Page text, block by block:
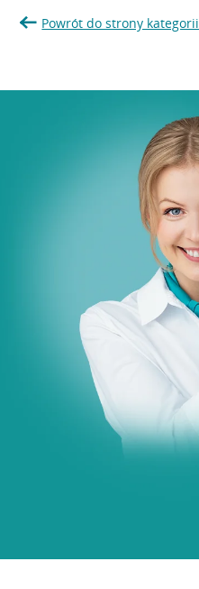
Powrót do strony kategorii